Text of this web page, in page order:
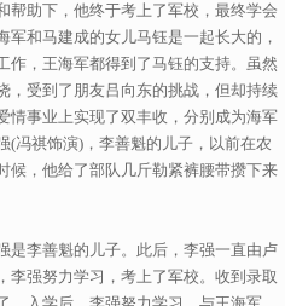
帮助下，他终于考上了军校，最终学会
和马建成的女儿马钰是一起长大的，
作，王海军都得到了马钰的支持。虽然
，受到了朋友吕向东的挑战，但却持续
情事业上实现了双丰收，分别成为海军
(冯祺饰演)，李善魁的儿子，以前在农
候，他给了部队几斤勒紧裤腰带攒下来
李善魁的儿子。此后，李强一直由卢
李强努力学习，考上了军校。收到录取